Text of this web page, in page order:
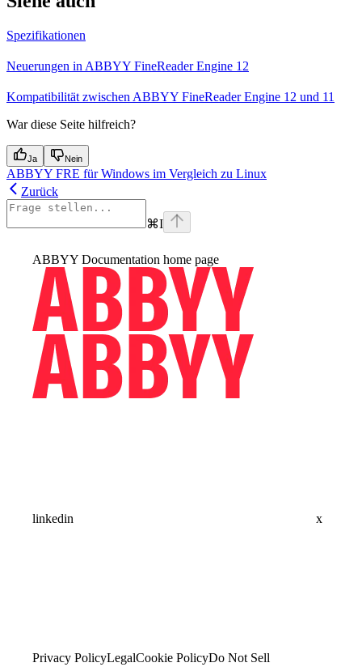
Spezifikationen
Neuerungen in ABBYY FineReader Engine 12
Kompatibilität zwischen ABBYY FineReader Engine 12 und 11
War diese Seite hilfreich?
Ja Nein
ABBYY FRE für Windows im Vergleich zu Linux
Zurück
⌘I
ABBYY Documentation home page
linkedin x
Privacy PolicyLegalCookie PolicyDo Not Sell